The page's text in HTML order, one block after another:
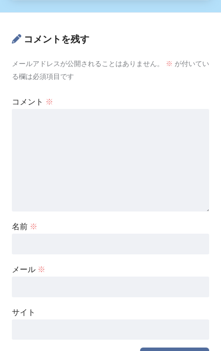
コメントを残す
メールアドレスが公開されることはありません。 ※ が付いてい
る欄は必須項目です
コメント ※
名前 ※
メール ※
サイト